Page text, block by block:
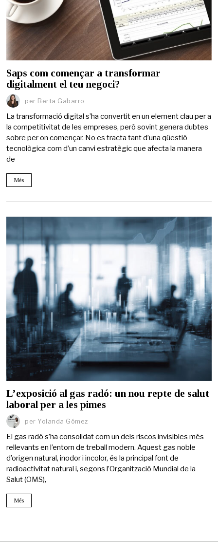
Saps com començar a transformar
digitalment el teu negoci?
per Berta Gabarro
La transformació digital s’ha convertit en un element clau per a
la competitivitat de les empreses, però sovint genera dubtes
sobre per on començar. No es tracta tant d’una qüestió
tecnològica com d’un canvi estratègic que afecta la manera
de
Més
L’exposició al gas radó: un nou repte de salut
laboral per a les pimes
per Yolanda Gómez
El gas radó s’ha consolidat com un dels riscos invisibles més
rellevants en l’entorn de treball modern. Aquest gas noble
d’origen natural, inodor i incolor, és la principal font de
radioactivitat natural i, segons l’Organització Mundial de la
Salut (OMS),
Més